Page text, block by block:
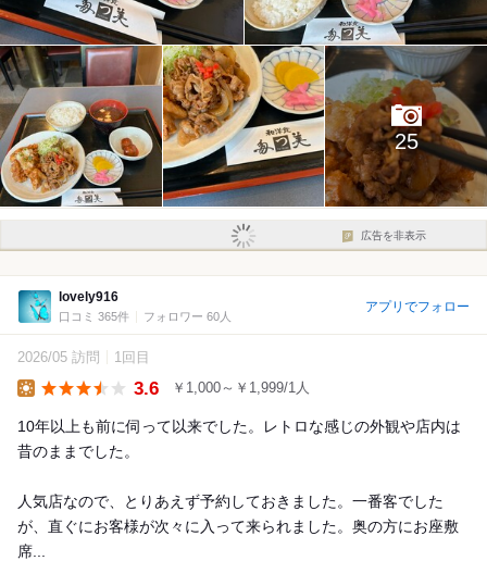
25
広告を非表示
lovely916
口コミ 365件 フォロワー 60人
アプリでフォロー
2026/05 訪問 1回目
3.6 ￥1,000～￥1,999/1人
10年以上も前に伺って以来でした。レトロな感じの外観や店内は
昔のままでした。
人気店なので、とりあえず予約しておきました。一番客でした
が、直ぐにお客様が次々に入って来られました。奥の方にお座敷
席...